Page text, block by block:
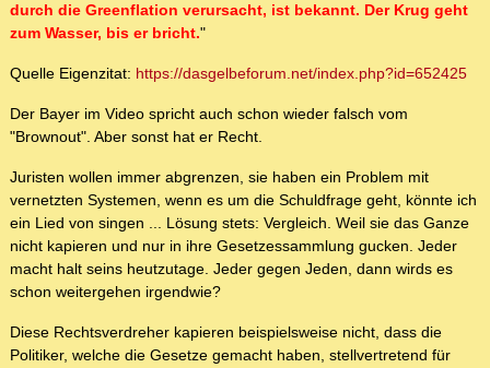
durch die Greenflation verursacht, ist bekannt. Der Krug geht
zum Wasser, bis er bricht."
Quelle Eigenzitat: https://dasgelbeforum.net/index.php?id=652425
Der Bayer im Video spricht auch schon wieder falsch vom
"Brownout". Aber sonst hat er Recht.
Juristen wollen immer abgrenzen, sie haben ein Problem mit
vernetzten Systemen, wenn es um die Schuldfrage geht, könnte ich
ein Lied von singen ... Lösung stets: Vergleich. Weil sie das Ganze
nicht kapieren und nur in ihre Gesetzessammlung gucken. Jeder
macht halt seins heutzutage. Jeder gegen Jeden, dann wirds es
schon weitergehen irgendwie?
Diese Rechtsverdreher kapieren beispielsweise nicht, dass die
Politiker, welche die Gesetze gemacht haben, stellvertretend für